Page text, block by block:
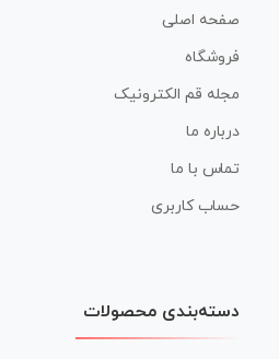
صفحه اصلی
فروشگاه
مجله قم الکترونیک
درباره ما
تماس با ما
حساب کاربری
دسته‌بندی محصولات